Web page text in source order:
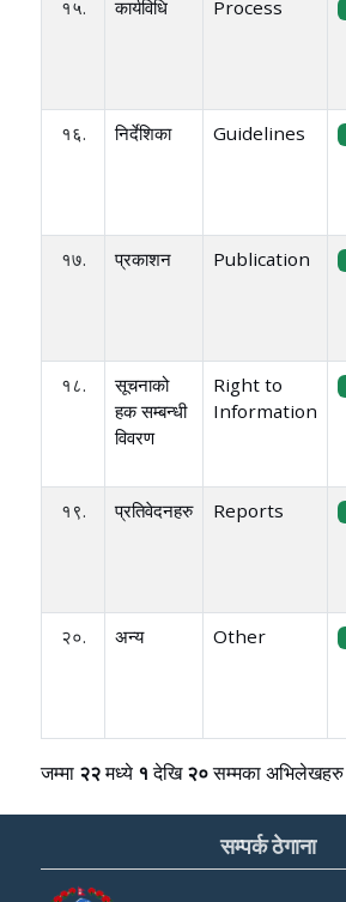
१५. कार्यविधि Process
१६. निर्देशिका Guidelines
१७. प्रकाशन Publication
१८.
सूचनाको
हक सम्बन्धी
विवरण
Right to
Information
१९. प्रतिवेदनहरु Reports
२०. अन्य Other
जम्मा २२मध्ये १देखि२०सम्मका अभिलेखहरु
सम्पर्क ठेगाना